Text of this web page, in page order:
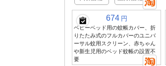
674 円
ベビーベッド用の蚊帳カバー、折
りたたみ式のフルカバーのユニバ
ーサル蚊用スクリーン、赤ちゃん
や新生児用のベッド蚊帳の設置不
要